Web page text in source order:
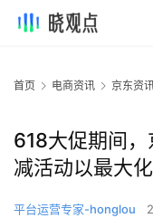
首页 电商资讯 京东资
618大促期间
减活动以最大
平台运营专家-honglou